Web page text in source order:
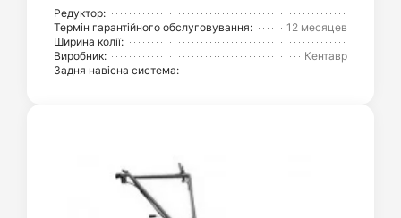
Редуктор:
Термін гарантійного обслуговування:
12 месяцев
Ширина колії:
Виробник:
Кентавр
Задня навісна система: